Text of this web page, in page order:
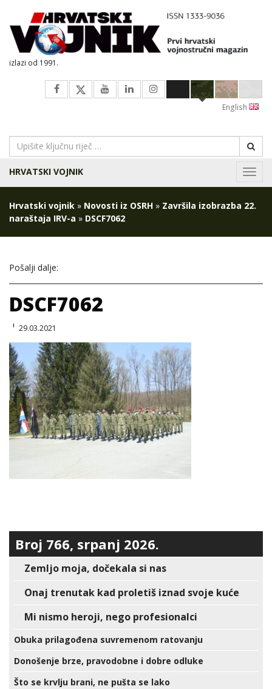
izlazi od 1991.
English
HRVATSKI VOJNIK
Hrvatski vojnik » Novosti iz OSRH » Završila izobrazba 22.
naraštaja IRV-a » DSCF7062
Pošalji dalje:
DSCF7062
29.03.2021
Broj 766, srpanj 2026.
Zemljo moja, dočekala si nas
Onaj trenutak kad proletiš iznad svoje kuće
Mi nismo heroji, nego profesionalci
Obuka prilagođena suvremenom ratovanju
Donošenje brze, pravodobne i dobre odluke
Što se krvlju brani, ne pušta se lako